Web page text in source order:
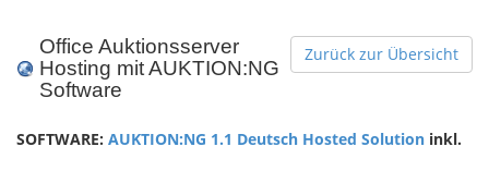
Zurück zur Übersicht
Office Auktionsserver
Hosting mit AUKTION:NG
Software
SOFTWARE: AUKTION:NG 1.1 Deutsch Hosted Solution inkl.